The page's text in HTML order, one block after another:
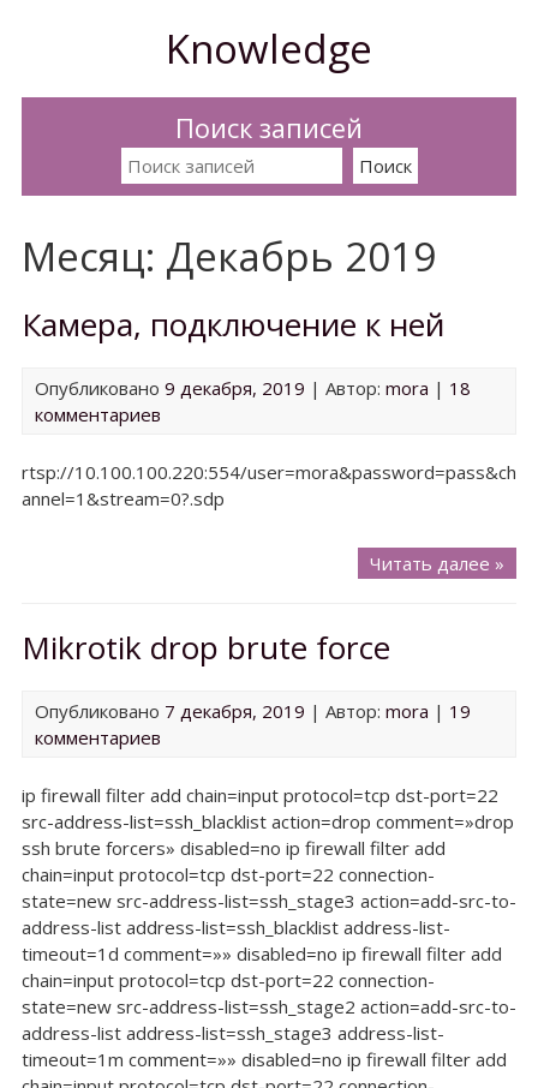
Knowledge
Поиск записей
Искать:
Месяц: Декабрь 2019
Камера, подключение к ней
Опубликовано 9 декабря, 2019 | Автор: mora | 18
комментариев
rtsp://10.100.100.220:554/user=mora&password=pass&ch
annel=1&stream=0?.sdp
Читать далее »
Mikrotik drop brute force
Опубликовано 7 декабря, 2019 | Автор: mora | 19
комментариев
ip firewall filter add chain=input protocol=tcp dst-port=22
src-address-list=ssh_blacklist action=drop comment=»drop
ssh brute forcers» disabled=no ip firewall filter add
chain=input protocol=tcp dst-port=22 connection-
state=new src-address-list=ssh_stage3 action=add-src-to-
address-list address-list=ssh_blacklist address-list-
timeout=1d comment=»» disabled=no ip firewall filter add
chain=input protocol=tcp dst-port=22 connection-
state=new src-address-list=ssh_stage2 action=add-src-to-
address-list address-list=ssh_stage3 address-list-
timeout=1m comment=»» disabled=no ip firewall filter add